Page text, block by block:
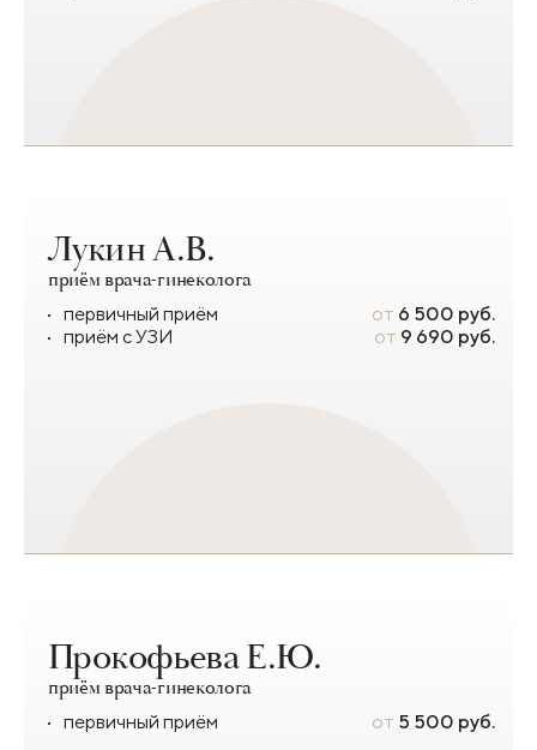
Лукин А.В.
приём врача-гинеколога
первичный приём от 6 500 руб.
приём с УЗИ
от 9 690 руб.
Прокофьева Е.Ю.
приём врача-гинеколога
первичный приём от 5 500 руб.